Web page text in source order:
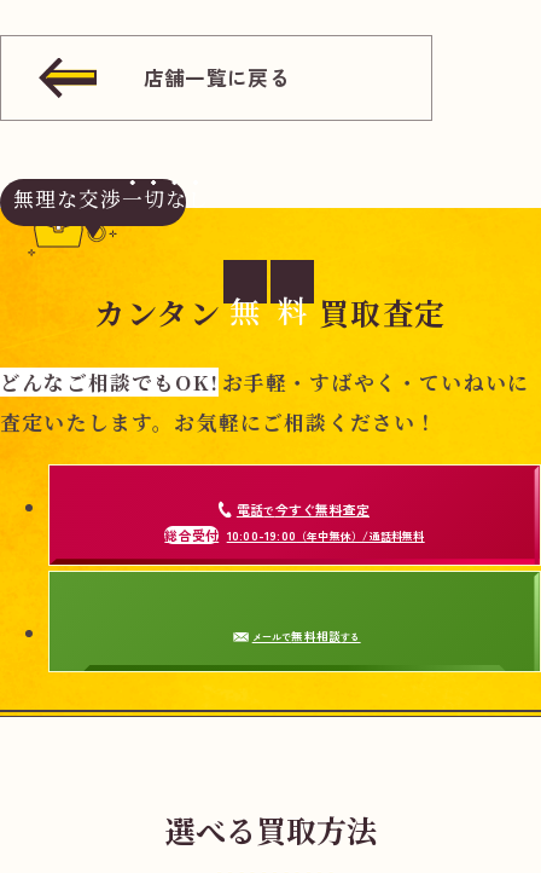
店舗一覧に戻る
無理な交渉一切なし
カンタン 無 料 買取査定
どんなご相談でもOK! お手軽・すばやく・ていねいに
査定いたします。お気軽にご相談ください！
電話で今すぐ無料査定
総合受付 10:00-19:00 （年中無休）/通話料無料
メールで無料相談する
選べる買取方法